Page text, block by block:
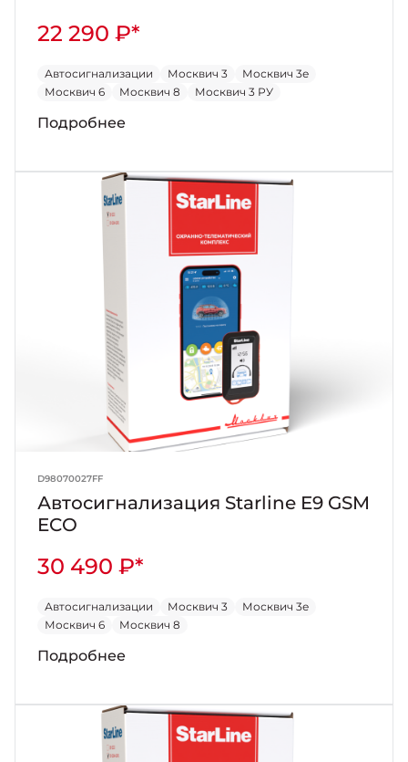
22 290 ₽*
Автосигнализации Москвич 3
Москвич 3е
Москвич 6
Москвич 8 Москвич 3 РУ
Подробнее
D98070027FF
Автосигнализация Starline E9 GSM
ECO
30 490 ₽*
Автосигнализации Москвич 3
Москвич 3е
Москвич 6
Москвич 8
Подробнее